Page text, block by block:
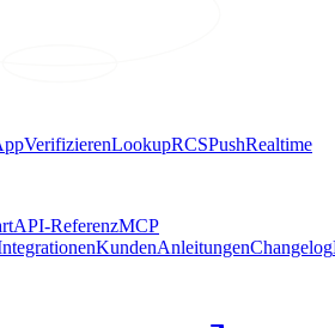
VerifizierenLookupRCSPushRealtime
API-ReferenzMCP
KundenAnleitungenChangelog